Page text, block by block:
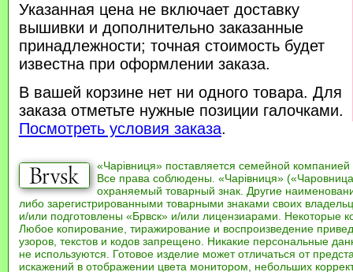
Указанная цена не включает доставку
вышивки и дополнительно заказанные
принадлежности; точная стоимость будет
известна при оформлении заказа.
В вашей корзине нет ни одного товара. Для
заказа отметьте нужные позиции галочками.
Посмотреть условия заказа.
«Чарівниця» поставляется семейной компанией
Все права соблюдены. «Чарівниця»
охраняемый товарный знак. Другие
либо зарегистрированными товарными знаками своих
и/или подготовлены «Брвск» и/или лицензиарами. Некоторые
Любое копирование, тиражирование и воспроизведение
узоров, текстов и кодов запрещено. Никакие персональные
не используются. Готовое изделие может отличаться от
искажений в отображении цвета монитором, небольших